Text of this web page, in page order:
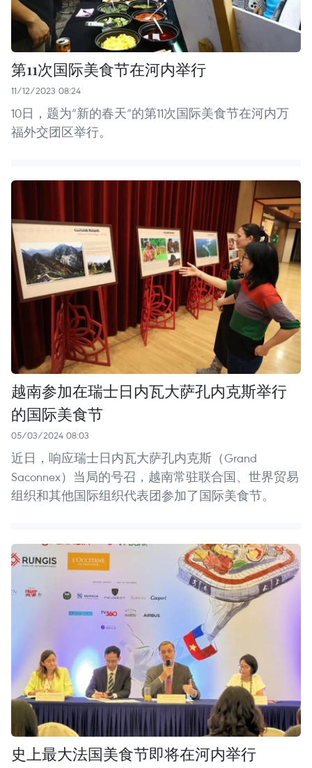
第11次国际美食节在河内举行
11/12/2023 08:24
10日，题为“新的春天”的第11次国际美食节在河内万
福外交团区举行。
越南参加在瑞士日内瓦大萨孔内克斯举行
的国际美食节
05/03/2024 08:03
近日，响应瑞士日内瓦大萨孔内克斯（Grand
Saconnex）当局的号召，越南常驻联合国、世界贸易
组织和其他国际组织代表团参加了国际美食节。
史上最大法国美食节即将在河内举行